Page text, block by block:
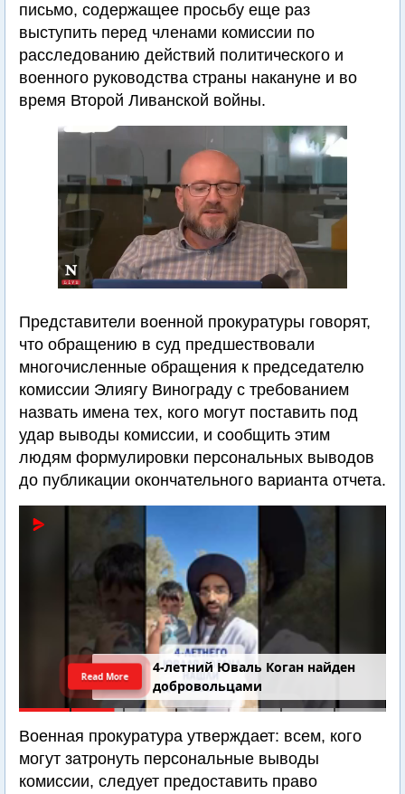
письмо, содержащее просьбу еще раз
выступить перед членами комиссии по
расследованию действий политического и
военного руководства страны накануне и во
время Второй Ливанской войны.
Представители военной прокуратуры говорят,
что обращению в суд предшествовали
многочисленные обращения к председателю
комиссии Элиягу Винограду с требованием
назвать имена тех, кого могут поставить под
удар выводы комиссии, и сообщить этим
людям формулировки персональных выводов
до публикации окончательного варианта отчета.
4-летний Юваль Коган найден
добровольцами
Read More
Военная прокуратура утверждает: всем, кого
могут затронуть персональные выводы
комиссии, следует предоставить право